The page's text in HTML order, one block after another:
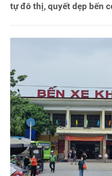
tự đô thị, quyết dẹp bến